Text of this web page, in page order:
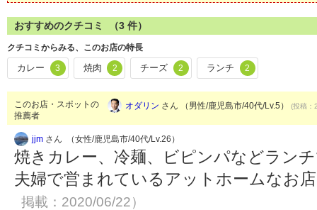
おすすめのクチコミ （3 件）
クチコミからみる、このお店の特長
カレー 3 焼肉 2 チーズ 2 ランチ 2
このお店・スポットの
推薦者
オダリン さん （男性/鹿児島市/40代/Lv.5） (投稿
jjm さん （女性/鹿児島市/40代/Lv.26）
焼きカレー、冷麺、ビピンパなどラン
夫婦で営まれているアットホームなお
掲載：2020/06/22）